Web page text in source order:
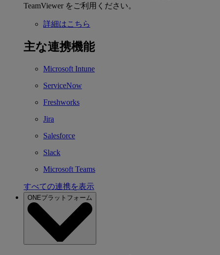
TeamViewer をご利用ください。
詳細はこちら
主な連携機能
Microsoft Intune
ServiceNow
Freshworks
Jira
Salesforce
Slack
Microsoft Teams
すべての連携を表示
ONEプラットフォーム